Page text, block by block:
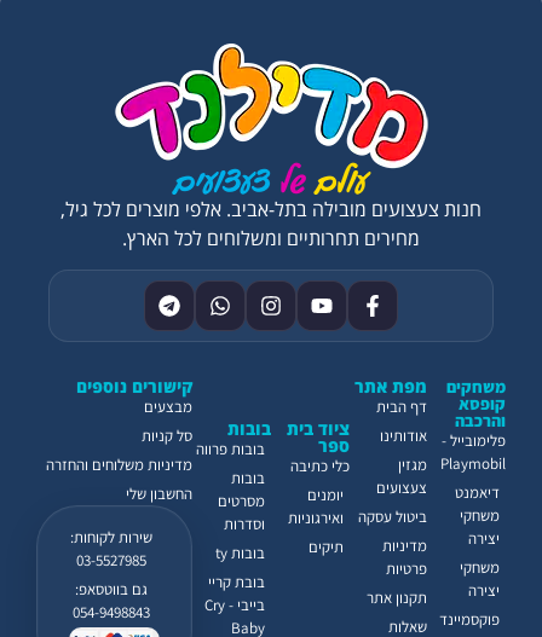
קישורים נוספים
מבצעים
סל קניות
מדיניות משלוחים והחזרה
החשבון שלי
שירות לקוחות:
03-5527985
גם בווטסאפ:
054-9498843
ציוד בית
ספר
כלי כתיבה
יומנים
ואירגוניות
תיקים
בובות
בובות פרווה
בובות
מסרטים
וסדרות
בובות ty
בובת קריי
בייבי - Cry
Baby
משחקים
קופסא
והרכבה
פלימובייל -
Playmobil
דיאמנט
משחקי
יצירה
משחקי
יצירה
פוקסמיינד
מפת אתר
דף הבית
אודותינו
מגזין
צעצועים
ביטול עסקה
מדיניות
פרטיות
תקנון אתר
שאלות
חנות צעצועים מובילה בתל-אביב. אלפי מוצרים לכל גיל,
מחירים תחרותיים ומשלוחים לכל הארץ.